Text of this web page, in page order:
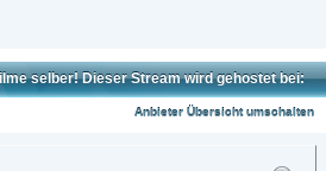
selber! Dieser Stream wird gehostet bei:
Anbieter Übersicht umschalten